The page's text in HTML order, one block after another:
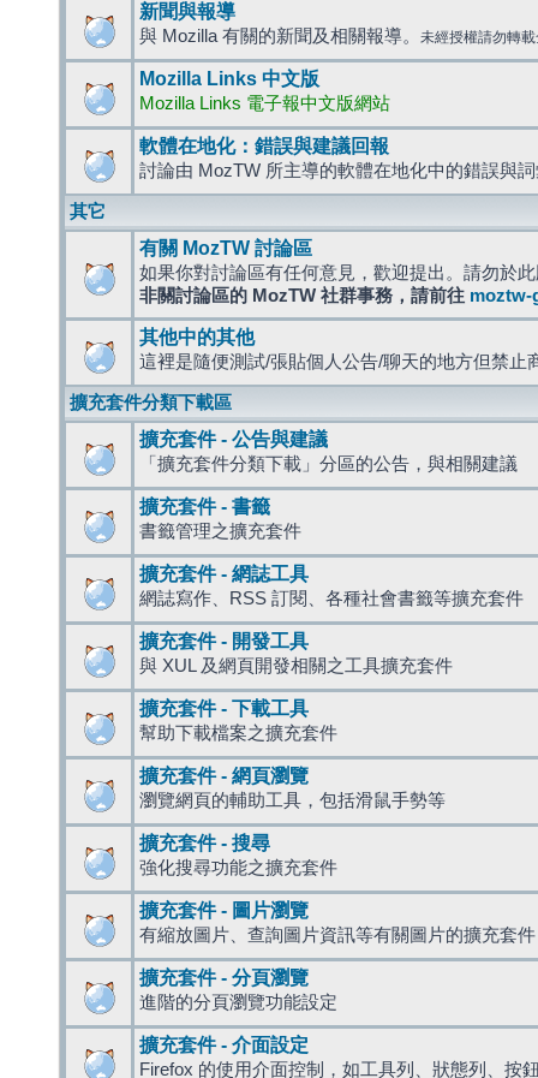
新聞與報導
與 Mozilla 有關的新聞及相關報導。 未經授權請勿轉
Mozilla Links 中文版
Mozilla Links 電子報中文版網站
軟體在地化：錯誤與建議回報
討論由 MozTW 所主導的軟體在地化中的錯誤與
其它
有關 MozTW 討論區
如果你對討論區有任何意見，歡迎提出。請勿於
非關討論區的 MozTW 社群事務，請前往 moztw-
其他中的其他
這裡是隨便測試/張貼個人公告/聊天的地方但禁止
擴充套件分類下載區
擴充套件 - 公告與建議
「擴充套件分類下載」分區的公告，與相關建議
擴充套件 - 書籤
書籤管理之擴充套件
擴充套件 - 網誌工具
網誌寫作、RSS 訂閱、各種社會書籤等擴充套件
擴充套件 - 開發工具
與 XUL 及網頁開發相關之工具擴充套件
擴充套件 - 下載工具
幫助下載檔案之擴充套件
擴充套件 - 網頁瀏覽
瀏覽網頁的輔助工具，包括滑鼠手勢等
擴充套件 - 搜尋
強化搜尋功能之擴充套件
擴充套件 - 圖片瀏覽
有縮放圖片、查詢圖片資訊等有關圖片的擴充套件
擴充套件 - 分頁瀏覽
進階的分頁瀏覽功能設定
擴充套件 - 介面設定
Firefox 的使用介面控制，如工具列、狀態列、按